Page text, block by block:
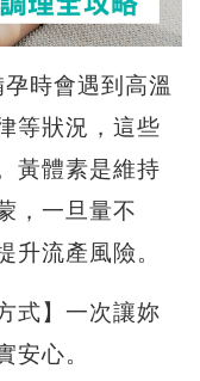
時會遇到高溫
等狀況，這些
黃體素是維持
，一旦量不
升流產風險。
式】一次讓妳
安心。